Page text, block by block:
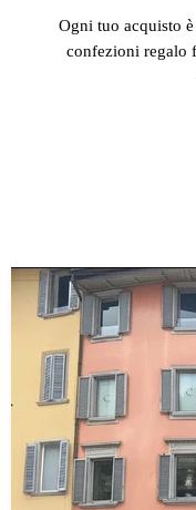
Ogni tuo acquisto
confezioni regalo